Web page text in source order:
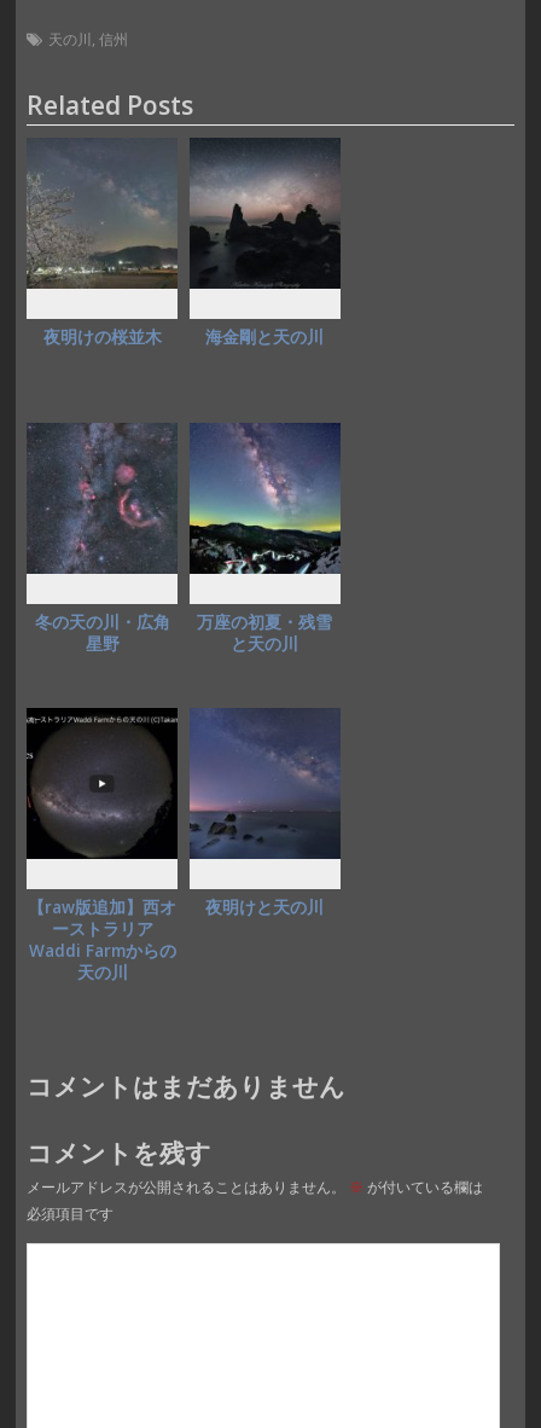
e
b
o
k
to
d
o
l
天の川, 信州
Related Posts
夜明けの桜並木 海金剛と天の川
冬の天の川・広角
星野
万座の初夏・残雪
と天の川
【raw版追加】西オ
ーストラリア
Waddi Farmからの
天の川
夜明けと天の川
コメントはまだありません
コメントを残す
メールアドレスが公開されることはありません。 ※ が付いている欄は
必須項目です